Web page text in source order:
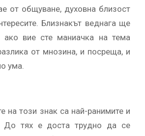
от общуване, духовна близост
Близнакът веднага ще
ако вие сте маниачка на тема
от мнозина, и посреща, и
ума.
на този знак са най-ранимите и
До тях е доста трудно да се